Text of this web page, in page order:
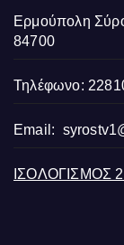
Ερμούπολη
84700
Τηλέφωνο:
Email:
ΙΣΟΛΟΓΙΣΜΟΣ